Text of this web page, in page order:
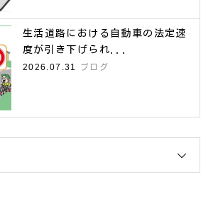
生活道路における自動車の法定速
度が引き下げられ...
2026.07.31
ブログ